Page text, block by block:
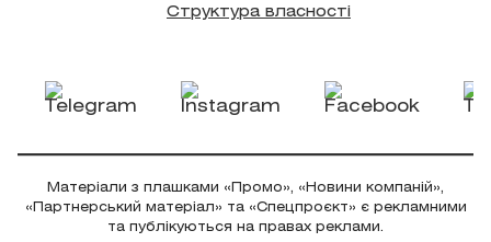
Структура власності
Матеріали з плашками «Промо», «Новини компаній»,
«Партнерський матеріал» та «Спецпроєкт» є рекламними
та публікуються на правах реклами.